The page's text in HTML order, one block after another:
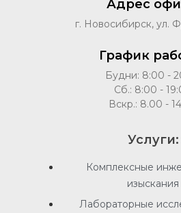
Адрес
г. Новосибирск, ул.
График
Будни: 8:00 -
Сб.: 8:00 -
Вскр.: 8.00 -
Услуги:
Комплексные
изыскания
Лабораторные